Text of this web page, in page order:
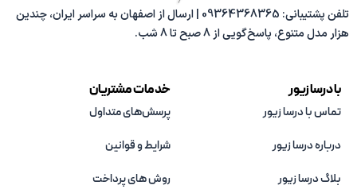
تلفن پشتیبانی: 09364368365 | ارسال از اصفهان به سراسر ایران، چندین
هزار مدل متنوع، پاسخ‌گویی از 8 صبح تا 8 شب.
با درسا زیور
تماس با درسا زیور
درباره درسا زیور
بلاگ درسا زیور
خدمات مشتریان
پرسش‌های متداول
شرایط و قوانین
روش های پرداخت